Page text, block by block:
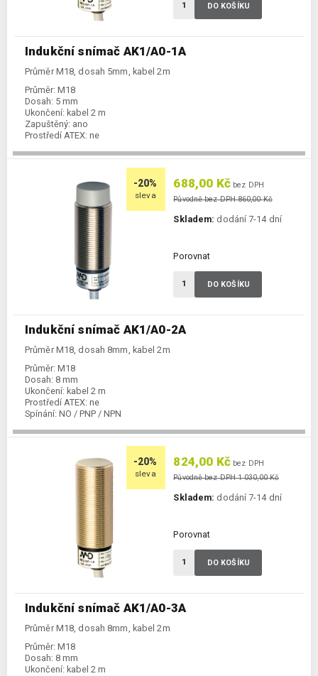
Indukční snímač AK1/A0-1A
Průměr M18, dosah 5mm, kabel 2m
Průměr: M18
Dosah: 5 mm
Ukončení: kabel 2 m
Zapuštěný: ano
Prostředí ATEX: ne
DO KOŠÍKU
-20%
sleva
Indukční snímač AK1/A0-2A
Průměr M18, dosah 8mm, kabel 2m
Průměr: M18
Dosah: 8 mm
Ukončení: kabel 2 m
Prostředí ATEX: ne
Spínání: NO / PNP / NPN
688,00 Kč bez DPH
Původně bez DPH 860,00 Kč
Skladem: dodání 7-14 dní
Porovnat
DO KOŠÍKU
-20%
sleva
Indukční snímač AK1/A0-3A
Průměr M18, dosah 8mm, kabel 2m
Průměr: M18
Dosah: 8 mm
Ukončení: kabel 2 m
824,00 Kč bez DPH
Původně bez DPH 1 030,00 Kč
Skladem: dodání 7-14 dní
Porovnat
DO KOŠÍKU